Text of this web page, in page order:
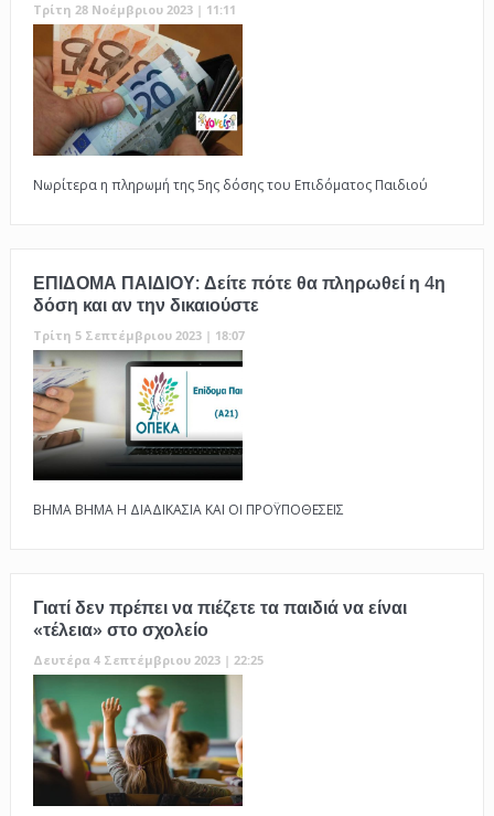
Τρίτη 28 Νοέμβριου 2023 | 11:11
Νωρίτερα η πληρωμή της 5ης δόσης του Επιδόματος Παιδιού
ΕΠΙΔΟΜΑ ΠΑΙΔΙΟΥ: Δείτε πότε θα πληρωθεί η 4η
δόση και αν την δικαιούστε
Τρίτη 5 Σεπτέμβριου 2023 | 18:07
ΒΗΜΑ ΒΗΜΑ Η ΔΙΑΔΙΚΑΣΙΑ ΚΑΙ ΟΙ ΠΡΟΫΠΟΘΕΣΕΙΣ
Γιατί δεν πρέπει να πιέζετε τα παιδιά να είναι
«τέλεια» στο σχολείο
Δευτέρα 4 Σεπτέμβριου 2023 | 22:25